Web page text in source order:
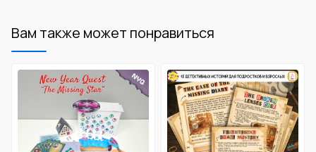
Вам также может понравиться